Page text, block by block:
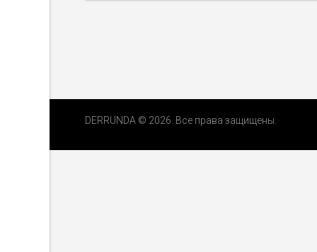
DERRUNDA © 2026. Все права защищены.